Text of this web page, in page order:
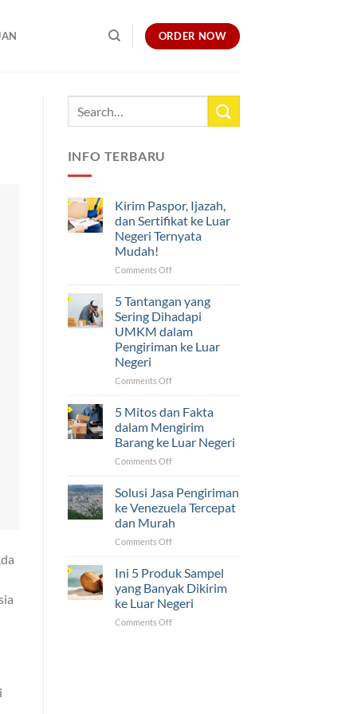
ORDER NOW
INFO TERBARU
Kirim Paspor, Ijazah,
dan Sertifikat ke Luar
Negeri Ternyata
Mudah!
Comments Offon
Ijazah,
dan
Sertifikat
ke
Negeri
5 Tantangan yang
Sering Dihadapi
UMKM dalam
Pengiriman ke Luar
Negeri
Comments Offon
Tantangan
yang
Sering
Dihadapi
UMKM
Pengiriman
Luar
Negeri
5 Mitos dan Fakta
dalam Mengirim
Barang ke Luar Negeri
Comments Offon
Mitos
dan
Fakta
dalam
Mengirim
ke
Negeri
Solusi Jasa Pengiriman
ke Venezuela Tercepat
dan Murah
Comments Offon
Jasa
Pengiriman
ke
Venezuela
Tercepat
Ini 5 Produk Sampel
yang Banyak Dikirim
ke Luar Negeri
Comments Offon